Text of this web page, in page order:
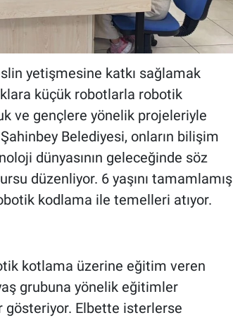
yetişmesine katkı sağlamak
küçük robotlarla robotik
ve gençlere yönelik projeleriyle
Belediyesi, onların bilişim
dünyasının geleceğinde söz
düzenliyor. 6 yaşını tamamlamış
kodlama ile temelleri atıyor.
kotlama üzerine eğitim veren
grubuna yönelik eğitimler
gösteriyor. Elbette isterlerse